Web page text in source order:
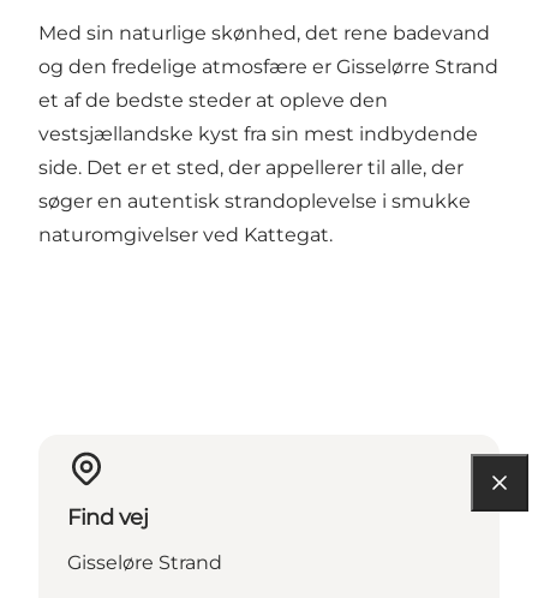
Med sin naturlige skønhed, det rene badevand
og den fredelige atmosfære er Gisselørre Strand
et af de bedste steder at opleve den
vestsjællandske kyst fra sin mest indbydende
side. Det er et sted, der appellerer til alle, der
søger en autentisk strandoplevelse i smukke
naturomgivelser ved Kattegat.
Find vej
Gisseløre Strand